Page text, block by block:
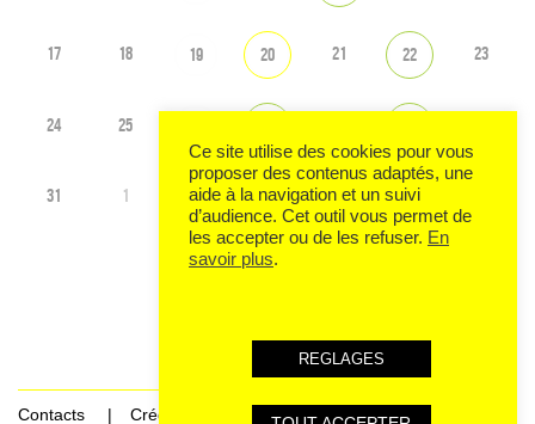
17 18 19 20 21 22 23
24 25
31 1 2 3 4 5
Contacts Crédits
Ce site utilise des cookies pour vous
proposer des contenus adaptés, une
aide à la navigation et un suivi
d’audience. Cet outil vous permet de
les accepter ou de les refuser. En
savoir plus.
REGLAGES